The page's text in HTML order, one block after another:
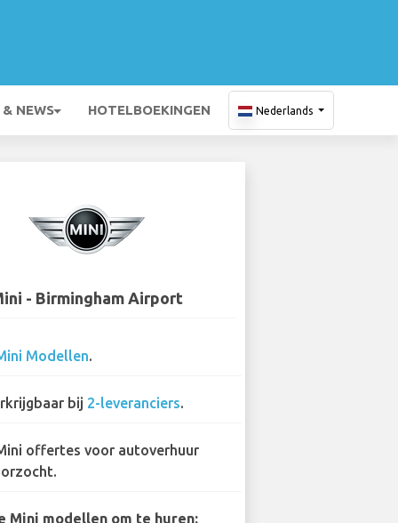
NEWS HOTELBOEKINGEN Nederlands
- Birmingham Airport
Modellen.
bij 2-leveranciers.
offertes voor autoverhuur
Mini modellen om te huren: